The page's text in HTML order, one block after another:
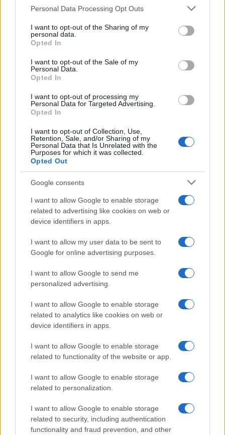
Please note that this website/app uses one or more Google
not limited to your visit or usage behaviour. You may click to
grant or deny consent to Google and its third-party tags to
use your data for below specified purposes in below Google
consent section.
Personal Data Processing Opt Outs
I want to opt-out of the Sharing of my
personal data.
Opted In
I want to opt-out of the Sale of my
Personal Data.
Opted In
I want to opt-out of processing my
Personal Data for Targeted Advertising.
Opted In
I want to opt-out of Collection, Use,
Retention, Sale, and/or Sharing of my
Personal Data that Is Unrelated with the
Purposes for which it was collected.
Opted Out
Google consents
I want to allow Google to enable storage
related to advertising like cookies on web or
device identifiers in apps.
I want to allow my user data to be sent to
Google for online advertising purposes.
I want to allow Google to send me
personalized advertising.
I want to allow Google to enable storage
related to analytics like cookies on web or
device identifiers in apps.
I want to allow Google to enable storage
related to functionality of the website or app.
I want to allow Google to enable storage
related to personalization.
I want to allow Google to enable storage
related to security, including authentication
functionality and fraud prevention, and other
Acqua di cottura: benefici e usi in cucina
BELLEZZA
Come ottenere labbra perfette con il metodo gym lips
LIFESTYLE
Dove si terrà Vogue World nel 2027: la scelta di San
Matteo Pellegrino · 6 Ago 2026
PIÙ LETTI